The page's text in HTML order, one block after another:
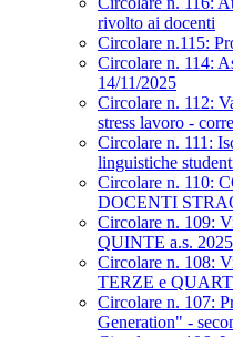
rivolto ai docenti
Circolare n.115:
Circolare n. 114:
14/11/2025
Circolare n. 112:
stress lavoro -
Circolare n. 111:
linguistiche
Circolare n. 110:
DOCENTI
Circolare n. 109:
QUINTE a.s.
Circolare n. 108:
TERZE e
Circolare n. 107:
Generation" -